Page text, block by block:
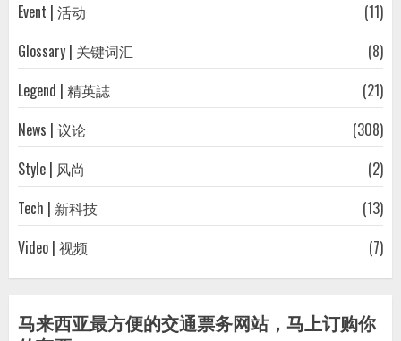
Event | 活动
(11)
Glossary | 关键词汇
(8)
Legend | 精英誌
(21)
News | 议论
(308)
Style | 风尚
(2)
Tech | 新科技
(13)
Video | 视频
(7)
马来西亚最方便的交通票务网站，马上订购你